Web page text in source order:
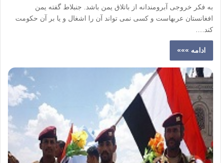
به فکر خروجی آبرومندانه از باتلاق یمن باشد. جنبلاط گفته یمن
افغانستان عربهاست و کسی نمی تواند آن را اشغال و یا بر آن حکومت
کند.…
ادامه »»»